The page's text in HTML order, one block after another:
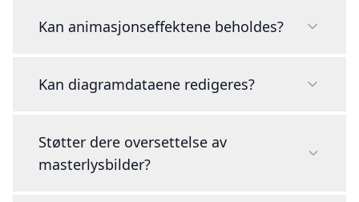
Kan animasjonseffektene beholdes?
Kan diagramdataene redigeres?
Støtter dere oversettelse av
masterlysbilder?